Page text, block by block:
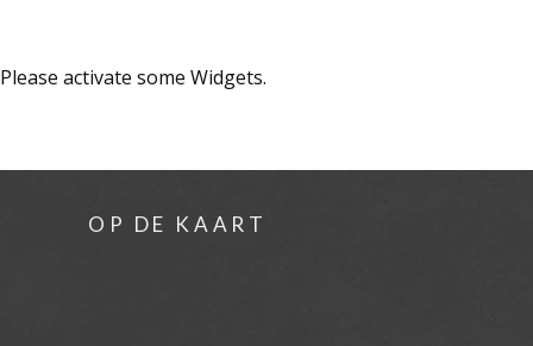
Please activate some Widgets.
OP DE KAART